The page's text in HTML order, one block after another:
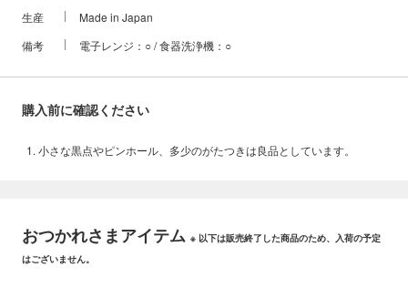
生産
Made in Japan
備考
電子レンジ：○ / 食器洗浄機：○
購入前に確認ください
小さな黒点やピンホール、多少のがたつきは良品としています。
おつかれさまアイテム ※ 以下は販売終了した商品のため、入荷の予定
はございません。